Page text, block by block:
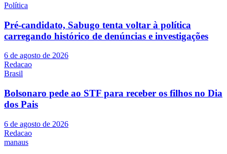
Política
Pré-candidato, Sabugo tenta voltar à política
carregando histórico de denúncias e investigações
6 de agosto de 2026
Redacao
Brasil
Bolsonaro pede ao STF para receber os filhos no Dia
dos Pais
6 de agosto de 2026
Redacao
manaus